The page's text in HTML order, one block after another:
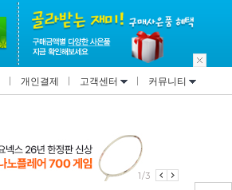
개인결제 고객센터 커뮤니티
1/3